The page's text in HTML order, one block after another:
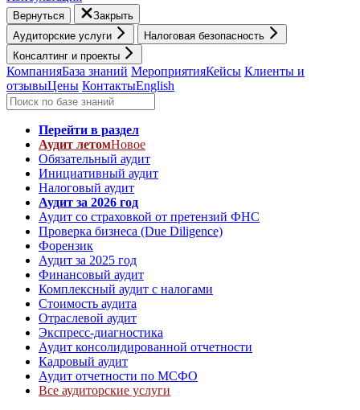
Вернуться
Закрыть
Аудиторские услуги
Налоговая безопасность
Консалтинг и проекты
КомпанияБаза знаний МероприятияКейсы Клиенты и
отзывыЦены КонтактыEnglish
Перейти в раздел
Аудит летомНовое
Обязательный аудит
Инициативный аудит
Налоговый аудит
Аудит за 2026 год
Аудит со страховкой от претензий ФНС
Проверка бизнеса (Due Diligence)
Форензик
Аудит за 2025 год
Финансовый аудит
Комплексный аудит с налогами
Стоимость аудита
Отраслевой аудит
Экспресс-диагностика
Аудит консолидированной отчетности
Кадровый аудит
Аудит отчетности по МСФО
Все аудиторские услуги